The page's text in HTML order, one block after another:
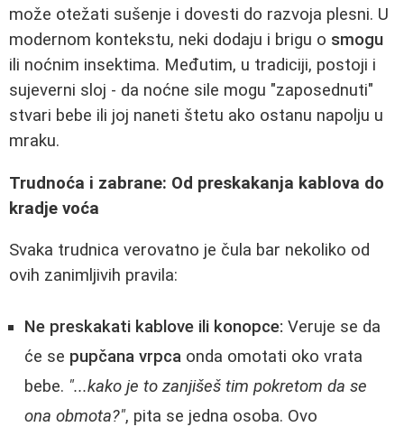
može otežati sušenje i dovesti do razvoja plesni. U
modernom kontekstu, neki dodaju i brigu o smogu
ili noćnim insektima. Međutim, u tradiciji, postoji i
sujeverni sloj - da noćne sile mogu "zaposednuti"
stvari bebe ili joj naneti štetu ako ostanu napolju u
mraku.
Trudnoća i zabrane: Od preskakanja kablova do
kradje voća
Svaka trudnica verovatno je čula bar nekoliko od
ovih zanimljivih pravila:
Ne preskakati kablove ili konopce: Veruje se da
će se pupčana vrpca onda omotati oko vrata
bebe. "...kako je to zanjišeš tim pokretom da se
ona obmota?", pita se jedna osoba. Ovo